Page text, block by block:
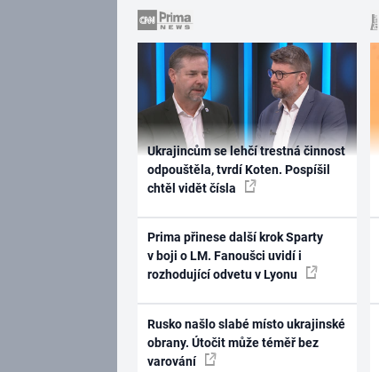
Ukrajincům se lehčí trestná činnost
odpouštěla, tvrdí Koten. Pospíšil
chtěl vidět čísla
Prima přinese další krok Sparty
v boji o LM. Fanoušci uvidí i
rozhodující odvetu v Lyonu
Rusko našlo slabé místo ukrajinské
obrany. Útočit může téměř bez
varování